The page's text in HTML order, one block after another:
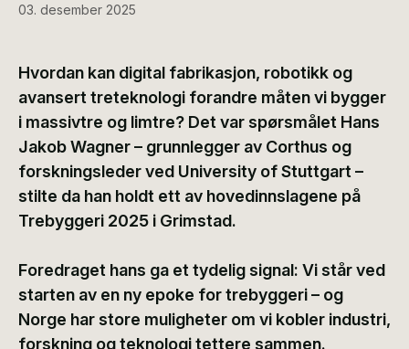
03. desember 2025
Hvordan kan digital fabrikasjon, robotikk og
avansert treteknologi forandre måten vi bygger
i massivtre og limtre? Det var spørsmålet Hans
Jakob Wagner – grunnlegger av Corthus og
forskningsleder ved University of Stuttgart –
stilte da han holdt ett av hovedinnslagene på
Trebyggeri 2025 i Grimstad.
Foredraget hans ga et tydelig signal: Vi står ved
starten av en ny epoke for trebyggeri – og
Norge har store muligheter om vi kobler industri,
forskning og teknologi tettere sammen.